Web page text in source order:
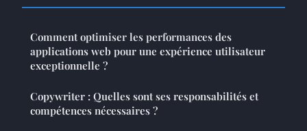
Comment optimiser les performances des
applications web pour une expérience utilisateur
exceptionnelle ?
Copywriter : Quelles sont ses responsabilités et
compétences nécessaires ?